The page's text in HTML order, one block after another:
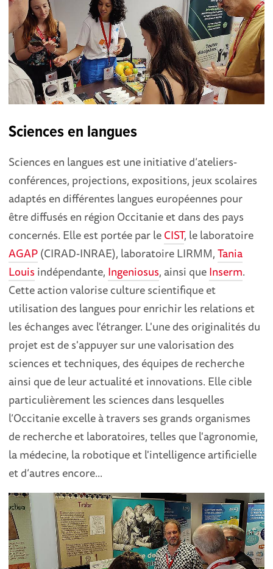
Sciences en langues
Sciences en langues est une initiative d’ateliers-
conférences, projections, expositions, jeux scolaires
adaptés en différentes langues européennes pour
être diffusés en région Occitanie et dans des pays
concernés. Elle est portée par leCIST, le laboratoire
AGAP(CIRAD-INRAE), laboratoire LIRMM,Tania
Louis indépendante, Ingeniosus, ainsi queInserm.
Cette action valorise culture scientifique et
utilisation des langues pour enrichir les relations et
les échanges avec l'étranger. L'une des originalités du
projet est de s'appuyer sur une valorisation des
sciences et techniques, des équipes de recherche
ainsi que de leur actualité et innovations. Elle cible
particulièrement les sciences dans lesquelles
l’Occitanie excelle à travers ses grands organismes
de recherche et laboratoires, telles que l'agronomie,
la médecine, la robotique et l'intelligence artificielle
et d’autres encore...